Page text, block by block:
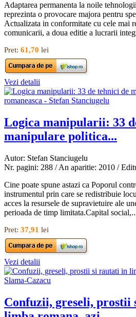
Adaptarea permanenta la noile
reprezinta o provocare majora pentru
Actualizata in conformitate cu cele mai
comunicarii, a doua editie a lucrarii
Pret: 61,70 lei
Vezi detalii
Logica manipularii: 33
manipulare politica...
Autor: Stefan Stanciugelu
Nr. pagini: 288 / An aparitie: 2010 /
Cine poate spune astazi ca Poporul
instrumentul prin care se redistribuie
acces la resursele de supravietuire ale
perioada de timp limitata.Capital
Pret: 37,91 lei
Vezi detalii
Confuzii, greseli, prostii